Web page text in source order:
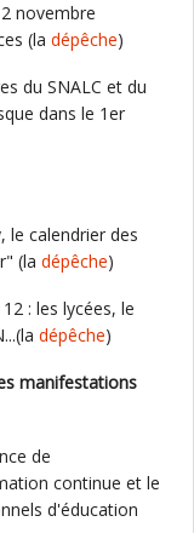
novembre
(la dépêche)
du SNALC et du
dans le 1er
le calendrier des
(la dépêche)
: les lycées, le
dépêche)
manifestations
de
continue et le
d'éducation